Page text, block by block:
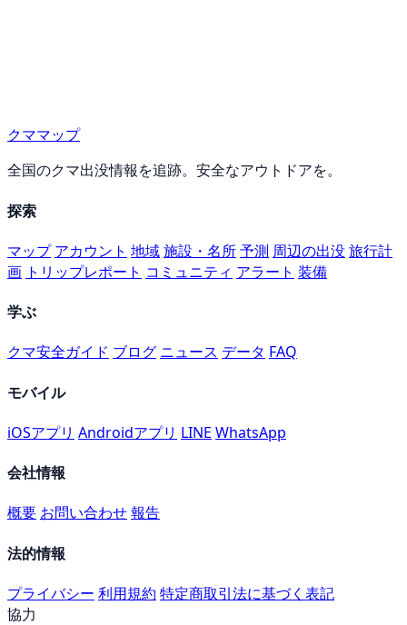
クママップ
全国のクマ出没情報を追跡。安全なアウトドアを。
探索
マップ アカウント 地域施設・名所予測 周辺の出没旅行計
画 トリップレポート コミュニティ アラート 装備
学ぶ
クマ安全ガイド ブログ ニュース データ FAQ
モバイル
iOSアプリ Androidアプリ LINE WhatsApp
会社情報
概要 お問い合わせ報告
法的情報
プライバシー 利用規約 特定商取引法に基づく表記
協力